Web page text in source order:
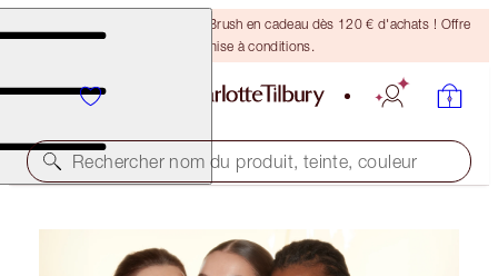
Recevez un pinceau Bronzing Brush en cadeau dès 120 € d'achats ! Offre
soumise à conditions.
Rechercher nom du produit, teinte, couleur